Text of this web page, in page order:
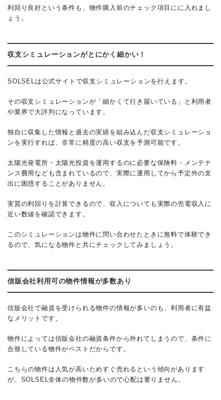
利回り良好という条件も、物件購入前のチェック項目にに入れまし
ょう。
収支シミュレーションがとにかく細かい！
SOLSELは公式サイトで収支シミュレーションを行えます。
その収支シミュレーションが「細かくて行き届いている」と利用者
や業界で大評判になっています。
独自に収集した情報と過去の実績を組み込んだ収支シミュレーショ
ンを実行すれば、非常に精度の高い収支を予測可能です。
太陽光発電所・太陽光投資を運用するのに必要な保険料・メンテナ
ンス費用なども含まれているので、実際に運用してから予定外の支
出に困惑することがありません。
実質の利回りを計算できるので、収入についても実際の売電収入に
近い数値を確認できます。
このシミュレーションは物件に問い合わせたときに無料で体験でき
るので、気になる物件と共にチェックしてみましょう。
信販会社利用可の物件情報が多数あり
信販会社で融資を受けられる物件の情報が多いのも、利用者に有益
なメリットです。
物件によっては信販会社の融資条件から外れてしまうので、条件に
合致している物件がベストだからです。
こちらの物件は人気が高いためすぐ売れるという傾向があります
が、SOLSEL全体の物件数が多いので心配は要りません。